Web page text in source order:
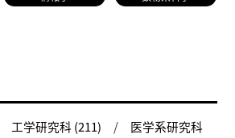
工学研究科 (211)
医学系研究科